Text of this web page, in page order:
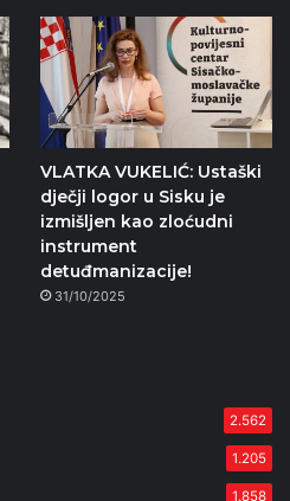
VLATKA VUKELIĆ: Ustaški
dječji logor u Sisku je
izmišljen kao zloćudni
instrument
detuđmanizacije!
31/10/2025
2.562
1.205
1.858